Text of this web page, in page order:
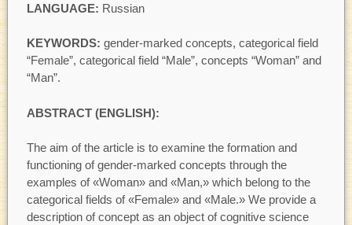
LANGUAGE: Russian
KEYWORDS: gender-marked concepts, categorical field
“Female”, categorical field “Male”, concepts “Woman” and
“Man”.
ABSTRACT (ENGLISH):
The aim of the article is to examine the formation and
functioning of gender-marked concepts through the
examples of «Woman» and «Man,» which belong to the
categorical fields of «Female» and «Male.» We provide a
description of concept as an object of cognitive science